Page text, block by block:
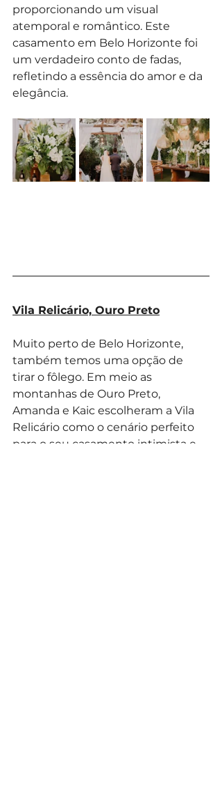
proporcionando um visual
atemporal e romântico. Este
casamento em Belo Horizonte foi
um verdadeiro conto de fadas,
refletindo a essência do amor e da
elegância.
Vila Relicário, Ouro Preto
Muito perto de Belo Horizonte,
também temos uma opção de
tirar o fôlego. Em meio as
montanhas de Ouro Preto,
Amanda e Kaic escolheram a Vila
Relicário como o cenário perfeito
para o seu casamento intimista e